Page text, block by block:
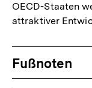
OECD-Staaten
attraktiver
Fußnoten